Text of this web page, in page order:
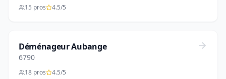
15 pros 4.5/5
Déménageur Aubange
6790
18 pros 4.5/5